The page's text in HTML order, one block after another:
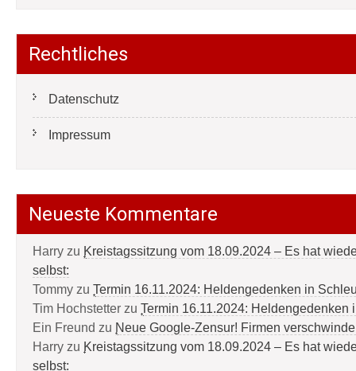
Rechtliches
Datenschutz
Impressum
Neueste Kommentare
Harry zu Kreistagssitzung vom 18.09.2024 – Es hat
selbst:
Tommy zu Termin 16.11.2024: Heldengedenken in
Tim Hochstetter zu Termin 16.11.2024: Heldengedenken
Ein Freund zu Neue Google-Zensur! Firmen
Harry zu Kreistagssitzung vom 18.09.2024 – Es hat
selbst: